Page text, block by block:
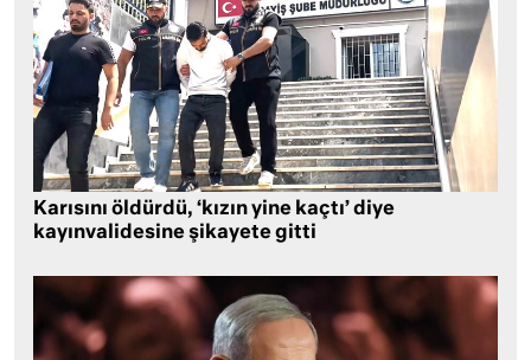
Karısını öldürdü, ‘kızın yine kaçtı’ diye
kayınvalidesine şikayete gitti